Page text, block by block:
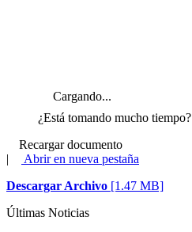
Cargando...
¿Está tomando mucho tiempo?
Recargar documento
|
Abrir en nueva pestaña
Descargar Archivo [1.47 MB]
Últimas Noticias